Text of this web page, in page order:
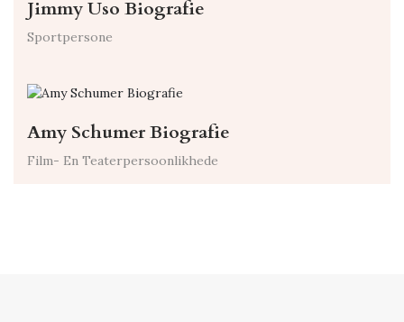
Jimmy Uso Biografie
Sportpersone
Amy Schumer Biografie
Film- En Teaterpersoonlikhede